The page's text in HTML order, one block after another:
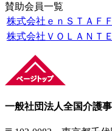
賛助会員一覧
株式会社ｅｎＳＴＡＦＦ
株式会社ＶＯＬＡＮＴＥ
一般社団法人全国介護